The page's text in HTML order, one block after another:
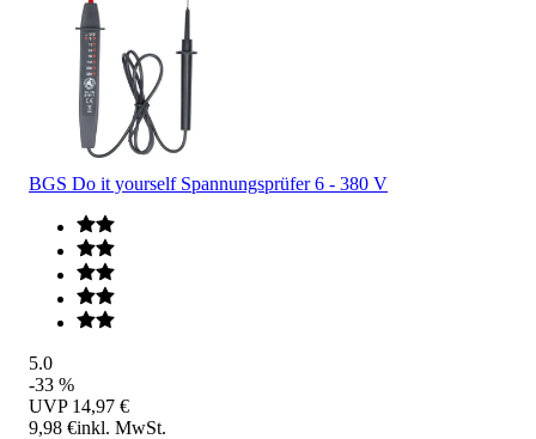
BGS Do it yourself Spannungsprüfer 6 - 380 V
5.0
-33 %
UVP 14,97 €
9,98 €inkl. MwSt.